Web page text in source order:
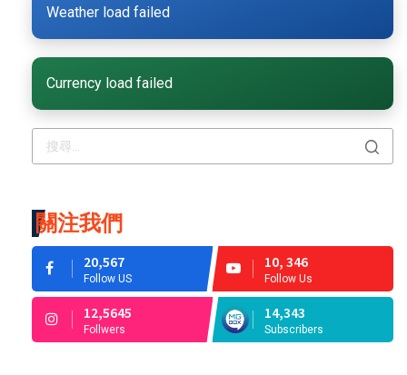
Weather load failed
Currency load failed
關注我們
20,567
Follow US
10, 346
Follow Us
12,5645
Follwers
14,343
Subscribers